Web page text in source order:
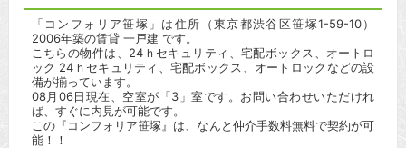
「コンフォリア笹塚」は住所（東京都渋谷区笹塚1-59-10）
2006年築の賃貸 一戸建 です。
こちらの物件は、24ｈセキュリティ、宅配ボックス、オートロ
ック 24ｈセキュリティ、宅配ボックス、オートロックなどの設
備が揃っています。
08月06日現在、空室が「3」室です。お問い合わせいただけれ
ば、すぐに内見が可能です。
この『コンフォリア笹塚』は、なんと仲介手数料無料で契約が可
能！！